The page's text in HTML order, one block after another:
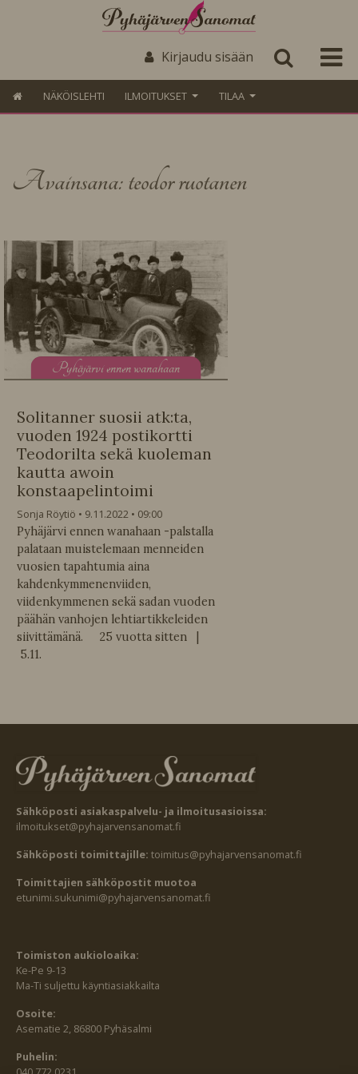
Kirjaudu sisään
NÄKÖISLEHTI ILMOITUKSET TILAA
Avainsana: teodor ruotanen
Pyhäjärvi ennen wanahaan
Solitanner suosii atk:ta,
vuoden 1924 postikortti
Teodorilta sekä kuoleman
kautta awoin
konstaapelintoimi
Sonja Röytiö 9.11.2022
09:00
Pyhäjärvi ennen wanahaan -palstalla
palataan muistelemaan menneiden
vuosien tapahtumia aina
kahdenkymmenenviiden,
viidenkymmenen sekä sadan vuoden
päähän vanhojen lehtiartikkeleiden
siivittämänä. 25 vuotta sitten |
5.11.
Sähköposti asiakaspalvelu- ja ilmoitusasioissa:
ilmoitukset@pyhajarvensanomat.fi
Sähköposti toimittajille: toimitus@pyhajarvensanomat.fi
Toimittajien sähköpostit muotoa
etunimi.sukunimi@pyhajarvensanomat.fi
Toimiston aukioloaika:
Ke-Pe 9-13
Ma-Ti suljettu käyntiasiakkailta
Osoite:
Asematie 2, 86800 Pyhäsalmi
Puhelin: